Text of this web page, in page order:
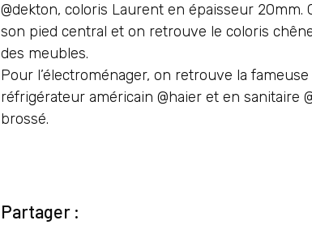
@dekton, coloris Laurent en épaisseur
son pied central et on retrouve le coloris
des meubles.
Pour l’électroménager, on retrouve la
réfrigérateur américain @haier et en sanitaire
brossé.
Partager :